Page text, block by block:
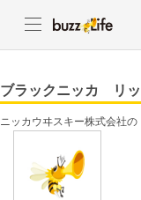
ブラックニッカ リ
ニッカウヰスキー株式会社